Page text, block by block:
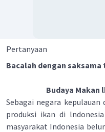
Pertanyaan
Bacalah dengan
Budaya Makan
Sebagai negara kepulauan
produksi ikan di
masyarakat Indonesia